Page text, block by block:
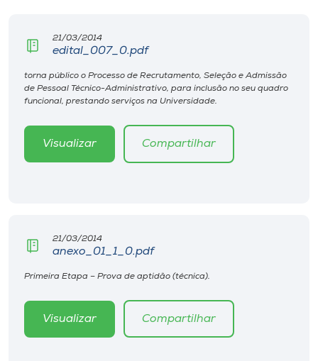
CPA
Biblioteca
Rádio
Unoesc
Selecione
21/03/2014
edital_007_0.pdf
torna público o Processo de Recrutamento, Seleção e Admissão
de Pessoal Técnico-Administrativo, para inclusão no seu quadro
funcional, prestando serviços na Universidade.
Visualizar Compartilhar
21/03/2014
anexo_01_1_0.pdf
Primeira Etapa – Prova de aptidão (técnica).
Visualizar Compartilhar